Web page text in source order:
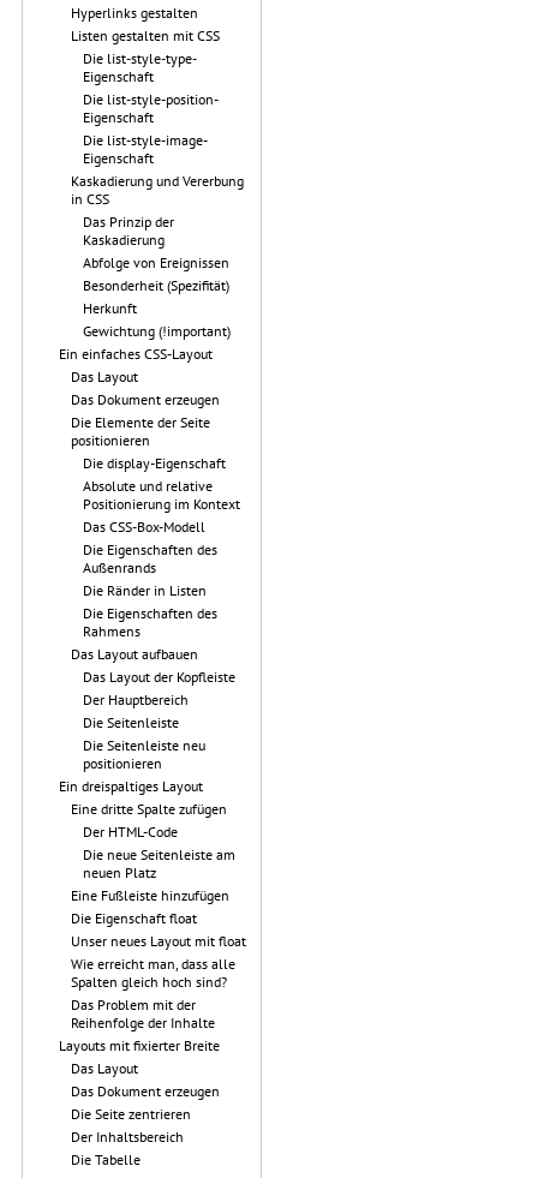
Hyperlinks gestalten
Listen gestalten mit CSS
Die list-style-type-
Eigenschaft
Die list-style-position-
Eigenschaft
Die list-style-image-
Eigenschaft
Kaskadierung und Vererbung
in CSS
Das Prinzip der
Kaskadierung
Abfolge von Ereignissen
Besonderheit (Spezifität)
Herkunft
Gewichtung (!important)
Ein einfaches CSS-Layout
Das Layout
Das Dokument erzeugen
Die Elemente der Seite
positionieren
Die display-Eigenschaft
Absolute und relative
Positionierung im Kontext
Das CSS-Box-Modell
Die Eigenschaften des
Außenrands
Die Ränder in Listen
Die Eigenschaften des
Rahmens
Das Layout aufbauen
Das Layout der Kopfleiste
Der Hauptbereich
Die Seitenleiste
Die Seitenleiste neu
positionieren
Ein dreispaltiges Layout
Eine dritte Spalte zufügen
Der HTML-Code
Die neue Seitenleiste am
neuen Platz
Eine Fußleiste hinzufügen
Die Eigenschaft float
Unser neues Layout mit float
Wie erreicht man, dass alle
Spalten gleich hoch sind?
Das Problem mit der
Reihenfolge der Inhalte
Layouts mit fixierter Breite
Das Layout
Das Dokument erzeugen
Die Seite zentrieren
Der Inhaltsbereich
Die Tabelle